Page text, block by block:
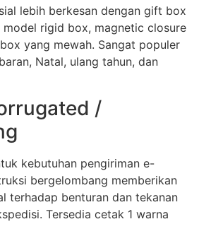
lebih berkesan dengan gift box
model rigid box, magnetic closure
yang mewah. Sangat populer
Natal, ulang tahun, dan
/
kebutuhan pengiriman e-
bergelombang memberikan
terhadap benturan dan tekanan
Tersedia cetak 1 warna